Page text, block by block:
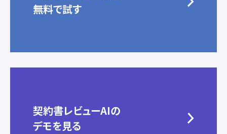
無料で試す
契約書レビューAIの
デモを見る